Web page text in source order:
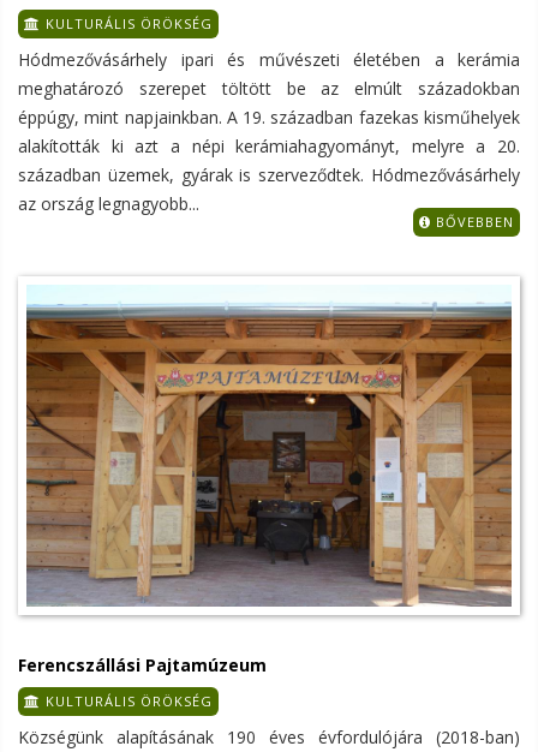
KULTURÁLIS ÖRÖKSÉG
Hódmezővásárhely ipari és művészeti életében a kerámia
meghatározó szerepet töltött be az elmúlt századokban
éppúgy, mint napjainkban. A 19. században fazekas kisműhelyek
alakították ki azt a népi kerámiahagyományt, melyre a 20.
században üzemek, gyárak is szerveződtek. Hódmezővásárhely
az ország legnagyobb...
BŐVEBBEN
Ferencszállási Pajtamúzeum
KULTURÁLIS ÖRÖKSÉG
Községünk alapításának 190 éves évfordulójára (2018-ban)